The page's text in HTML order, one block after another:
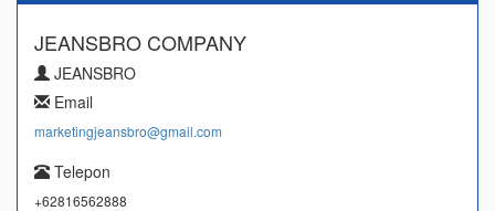
JEANSBRO COMPANY
JEANSBRO
Email
marketingjeansbro@gmail.com
Telepon
+62816562888